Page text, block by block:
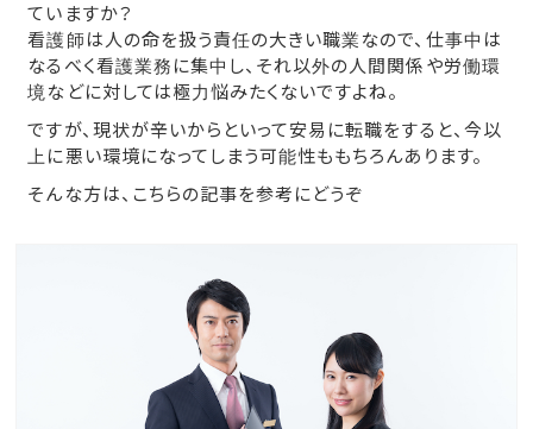
ていますか？
看護師は人の命を扱う責任の大きい職業なので、仕事中は
なるべく看護業務に集中し、それ以外の人間関係や労働環
境などに対しては極力悩みたくないですよね。
ですが、現状が辛いからといって安易に転職をすると、今以
上に悪い環境になってしまう可能性ももちろんあります。
そんな方は、こちらの記事を参考にどうぞ